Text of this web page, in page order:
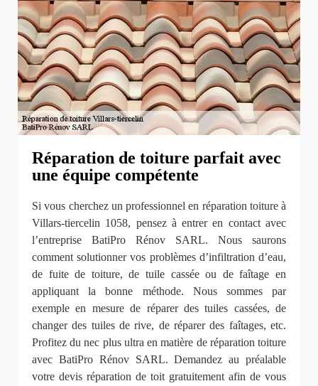
Réparation de toiture parfait avec
une équipe compétente
Si vous cherchez un professionnel en réparation toiture à
Villars-tiercelin 1058, pensez à entrer en contact avec
l’entreprise BatiPro Rénov SARL. Nous saurons
comment solutionner vos problèmes d’infiltration d’eau,
de fuite de toiture, de tuile cassée ou de faîtage en
appliquant la bonne méthode. Nous sommes par
exemple en mesure de réparer des tuiles cassées, de
changer des tuiles de rive, de réparer des faîtages, etc.
Profitez du nec plus ultra en matière de réparation toiture
avec BatiPro Rénov SARL. Demandez au préalable
votre devis réparation de toit gratuitement afin de vous